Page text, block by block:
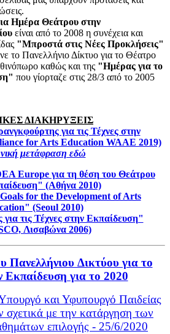
Ημέρα Θεάτρου στην
είναι από το 2008 η συνέχεια και
"Μπροστά στις Νέες Προκλήσεις"
το Πανελλήνιο Δίκτυο για το Θέατρο
καθώς και της "Ημέρας για το
που γίορταζε στις 28/3 από το 2005
ΔΙΑΚΗΡΥΞΕΙΣ
για τις Τέχνες στην
for Arts Education WAAE 2019)
μετάφραση εδώ
Europe για τη θέση του Θεάτρου
(Αθήνα 2010)
for the Development of Arts
(Seoul 2010)
τις Τέχνες στην Εκπαίδευση"
Λισαβώνα 2006)
Πανελλήνιου Δικτύου για το
Εκπαίδευση για το 2020
και Υφυπουργό Παιδείας
με την κατάργηση των
επιλογής - 25/6/2020